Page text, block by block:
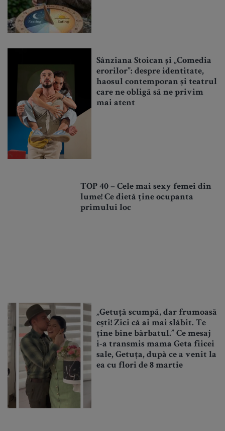
Sânziana Stoican și „Comedia
erorilor”: despre identitate,
haosul contemporan și teatrul
care ne obligă să ne privim
mai atent
TOP 40 – Cele mai sexy femei din
lume! Ce dietă ține ocupanta
primului loc
„Getuță scumpă, dar frumoasă
ești! Zici că ai mai slăbit. Te
ține bine bărbatul.” Ce mesaj
i-a transmis mama Geta fiicei
sale, Getuța, după ce a venit la
ea cu flori de 8 martie